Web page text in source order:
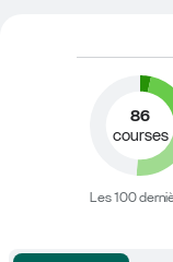
86
courses
Les 100